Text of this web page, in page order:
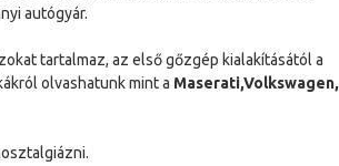
autógyár.
tartalmaz, az első gőzgép kialakításától a
olvashatunk mint a Maserati,Volkswagen,